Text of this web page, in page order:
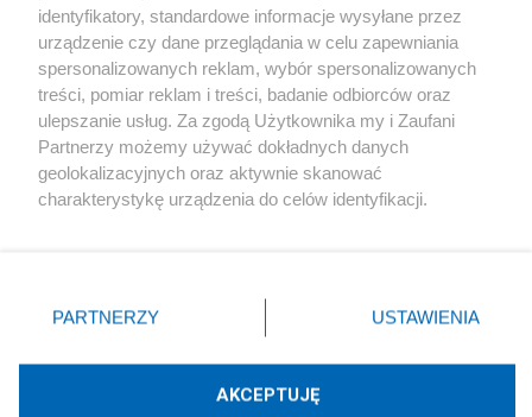
Kultura
X Facebook Instagram Youtube
identyfikatory, standardowe informacje wysyłane przez
urządzenie czy dane przeglądania w celu zapewniania
spersonalizowanych reklam, wybór spersonalizowanych
treści, pomiar reklam i treści, badanie odbiorców oraz
ulepszanie usług. Za zgodą Użytkownika my i Zaufani
Partnerzy możemy używać dokładnych danych
geolokalizacyjnych oraz aktywnie skanować
charakterystykę urządzenia do celów identyfikacji.
zmienić/wycofać klikając przycisk ustawień prywatności
znajdujący się w lewym dolnym rogu strony
rodzaje przetwarzania danych nie wymagają zgody
użytkownika, ale masz prawo sprzeciwić się takiemu
przetwarzaniu. Preferencje będą miały zastosowania tylko
PARTNERZY USTAWIENIA
AKCEPTUJĘ